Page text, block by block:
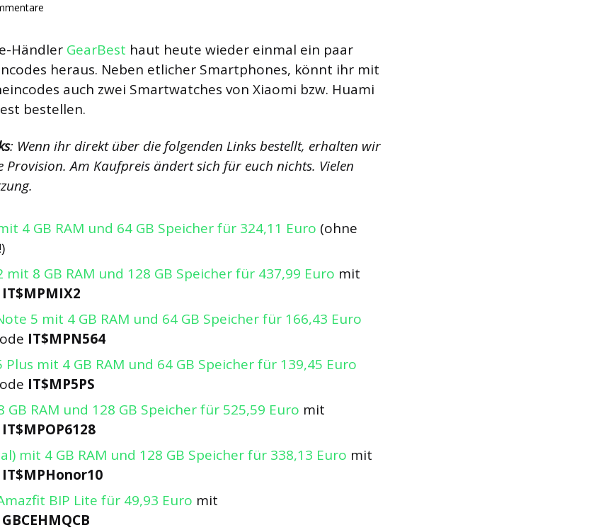
Händler GearBest haut heute wieder einmal ein paar
heraus. Neben etlicher Smartphones, könnt ihr mit
auch zwei Smartwatches von Xiaomi bzw. Huami
bestellen.
: Wenn ihr direkt über die folgenden Links bestellt, erhalten wir
Provision. Am Kaufpreis ändert sich für euch nichts. Vielen
4 GB RAM und 64 GB Speicher für 324,11 Euro (ohne
mit 8 GB RAM und 128 GB Speicher für 437,99 Euro mit
IT$MPMIX2
5 mit 4 GB RAM und 64 GB Speicher für 166,43 Euro
IT$MPN564
Plus mit 4 GB RAM und 64 GB Speicher für 139,45 Euro
IT$MP5PS
GB RAM und 128 GB Speicher für 525,59 Euro mit
IT$MPOP6128
mit 4 GB RAM und 128 GB Speicher für 338,13 Euro mit
IT$MPHonor10
BIP Lite für 49,93 Euro mit
GBCEHMQCB